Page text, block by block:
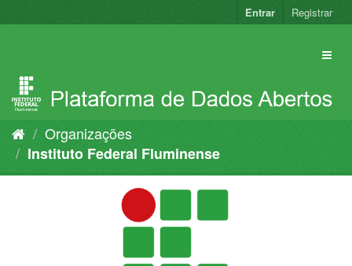
para
Entrar Registrar
Organizações
Instituto Federal Fluminense